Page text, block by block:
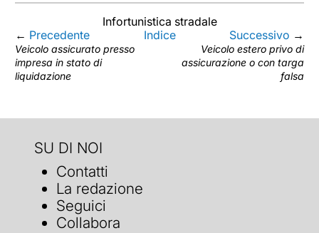
Infortunistica stradale
← Precedente
Veicolo assicurato presso
impresa in stato di
liquidazione
Indice Successivo →
Veicolo estero privo di
assicurazione o con targa
falsa
SU DI NOI
Contatti
La redazione
Seguici
Collabora